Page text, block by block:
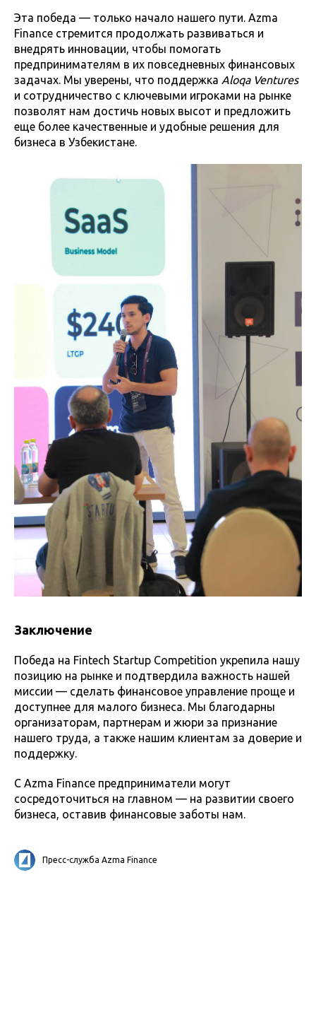
Эта победа — только начало нашего пути. Azma
Finance стремится продолжать развиваться и
внедрять инновации, чтобы помогать
предпринимателям в их повседневных финансовых
задачах. Мы уверены, что поддержка Aloqa Ventures
и сотрудничество с ключевыми игроками на рынке
позволят нам достичь новых высот и предложить
еще более качественные и удобные решения для
бизнеса в Узбекистане.
Заключение
Победа на Fintech Startup Competition укрепила нашу
позицию на рынке и подтвердила важность нашей
миссии — сделать финансовое управление проще и
доступнее для малого бизнеса. Мы благодарны
организаторам, партнерам и жюри за признание
нашего труда, а также нашим клиентам за доверие и
поддержку.
С Azma Finance предприниматели могут
сосредоточиться на главном — на развитии своего
бизнеса, оставив финансовые заботы нам.
Пресс-служба Azma Finance